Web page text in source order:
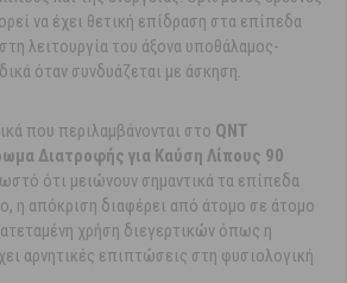
να έχει θετική επίδραση στα επίπεδα
λειτουργία του άξονα υποθάλαμος-
όταν συνδυάζεται με άσκηση.
που περιλαμβάνονται στο QNT
Διατροφής για Καύση Λίπους 90
ότι μειώνουν σημαντικά τα επίπεδα
η απόκριση διαφέρει από άτομο σε άτομο
χρήση διεγερτικών όπως η
αρνητικές επιπτώσεις στη φυσιολογική